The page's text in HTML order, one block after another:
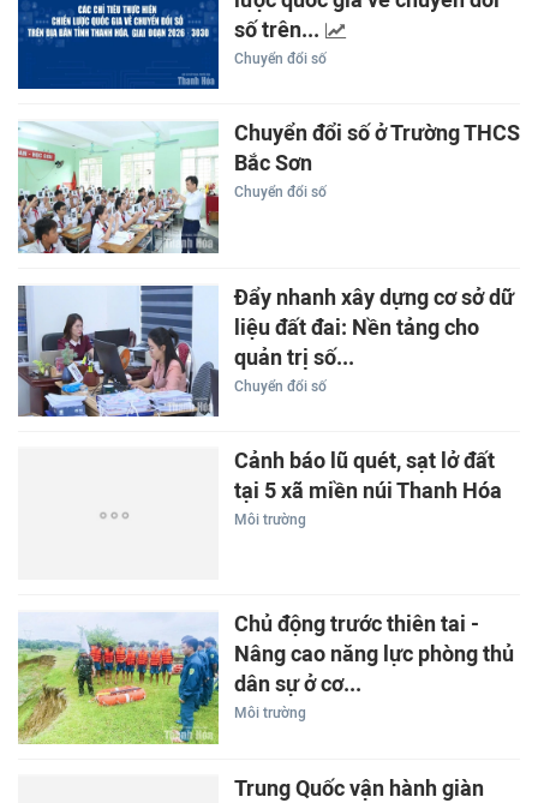
số trên...
Chuyển đổi số
Chuyển đổi số ở Trường THCS
Bắc Sơn
Chuyển đổi số
Đẩy nhanh xây dựng cơ sở dữ
liệu đất đai: Nền tảng cho
quản trị số...
Chuyển đổi số
Cảnh báo lũ quét, sạt lở đất
tại 5 xã miền núi Thanh Hóa
Môi trường
Chủ động trước thiên tai -
Nâng cao năng lực phòng thủ
dân sự ở cơ...
Môi trường
Trung Quốc vận hành giàn